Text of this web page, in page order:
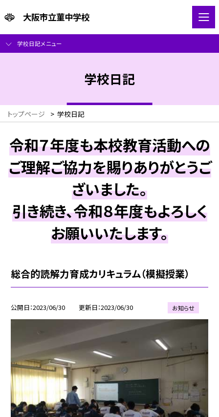
大阪市立菫中学校
学校日記メニュー
学校日記
トップページ > 学校日記
令和７年度も本校教育活動への
ご理解ご協力を賜りありがとうご
ざいました。
引き続き、令和８年度もよろしく
お願いいたします。
総合的読解力育成カリキュラム（模擬授業）
公開日 2023/06/30 更新日 2023/06/30 お知らせ